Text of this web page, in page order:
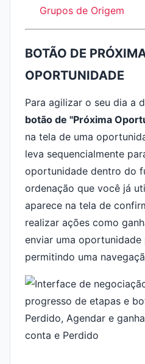
Grupos de Origem
BOTÃO DE
OPORTUNIDADE
Para agilizar o seu dia a
botão de "Próxima
na tela de uma
leva sequencialmente
oportunidade dentro do
ordenação que você já
aparece na tela de
realizar ações como
enviar uma oportunidade
permitindo uma